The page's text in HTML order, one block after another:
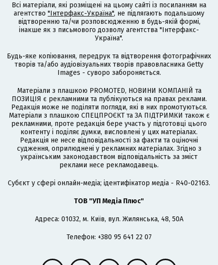
Всі матеріали, які розміщені на цьому сайті із посиланням на
агентство "Інтерфакс-Україна", не підлягають подальшому
відтворенню та/чи розповсюдженню в будь-якій формі,
інакше як з письмового дозволу агентства "Інтерфакс-
Україна".
Будь-яке копіювання, передрук та відтворення фотографічних
творів та/або аудіовізуальних творів правовласника Getty
Images - суворо забороняється.
Матеріали з плашкою PROMOTED, НОВИНИ КОМПАНІЙ та
ПОЗИЦІЯ є рекламними та публікуються на правах реклами.
Редакція може не поділяти погляди, які в них промотуються.
Матеріали з плашкою СПЕЦПРОЄКТ та ЗА ПІДТРИМКИ також є
рекламними, проте редакція бере участь у підготовці цього
контенту і поділяє думки, висловлені у цих матеріалах.
Редакція не несе відповідальності за факти та оціночні
судження, оприлюднені у рекламних матеріалах. Згідно з
українським законодавством відповідальність за зміст
реклами несе рекламодавець.
Cубєкт у сфері онлайн-медіа; ідентифікатор медіа - R40-02163.
ТОВ "УП Медіа Плюс"
Адреса: 01032, м. Київ, вул. Жилянська, 48, 50А
Телефон: +380 95 641 22 07